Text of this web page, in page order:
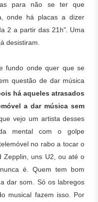
para não se ter que
onde há placas a dizer
2 a partir das 21h". Uma
desistiram.
fundo onde quer que se
questão de dar música
há aqueles atrasados
a dar música sem
vejo um artista desses
mental com o golpe
no rabo a tocar o
Zepplin, uns U2, ou até o
é. Quem tem bom
dar som. Só os labregos
musical fazem isso. Por